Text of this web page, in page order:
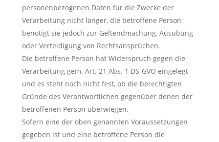
personenbezogenen Daten für die Zwecke der
Verarbeitung nicht länger, die betroffene Person
benötigt sie jedoch zur Geltendmachung, Ausübung
oder Verteidigung von Rechtsansprüchen.
Die betroffene Person hat Widerspruch gegen die
Verarbeitung gem. Art. 21 Abs. 1 DS-GVO eingelegt
und es steht noch nicht fest, ob die berechtigten
Gründe des Verantwortlichen gegenüber denen der
betroffenen Person überwiegen.
Sofern eine der oben genannten Voraussetzungen
gegeben ist und eine betroffene Person die